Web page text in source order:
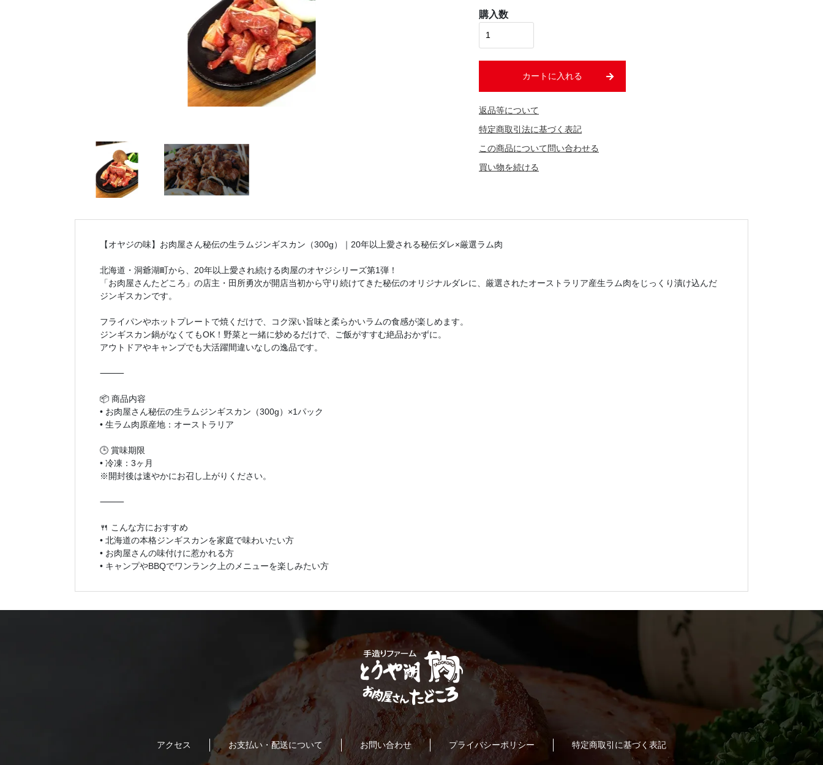
購入数
カートに入れる
返品等について
特定商取引法に基づく表記
この商品について問い合わせる
買い物を続ける
【オヤジの味】お肉屋さん秘伝の生ラムジンギスカン（300g）｜20年以上愛される秘伝ダレ×厳選ラム肉
北海道・洞爺湖町から、20年以上愛され続ける肉屋のオヤジシリーズ第1弾！
「お肉屋さんたどころ」の店主・田所勇次が開店当初から守り続けてきた秘伝のオリジナルダレに、厳選されたオーストラリア産生ラム肉をじっくり漬け込んだ
ジンギスカンです。
フライパンやホットプレートで焼くだけで、コク深い旨味と柔らかいラムの食感が楽しめます。
ジンギスカン鍋がなくてもOK！野菜と一緒に炒めるだけで、ご飯がすすむ絶品おかずに。
アウトドアやキャンプでも大活躍間違いなしの逸品です。
⸻
📦 商品内容
• お肉屋さん秘伝の生ラムジンギスカン（300g）×1パック
• 生ラム肉原産地：オーストラリア
🕒 賞味期限
• 冷凍：3ヶ月
※開封後は速やかにお召し上がりください。
⸻
🍴 こんな方におすすめ
• 北海道の本格ジンギスカンを家庭で味わいたい方
• お肉屋さんの味付けに惹かれる方
• キャンプやBBQでワンランク上のメニューを楽しみたい方
アクセス お支払い・配送について お問い合わせ プライバシーポリシー 特定商取引に基づく表記